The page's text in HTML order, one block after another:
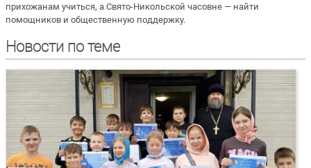
прихожанам учиться, а Свято-Никольской часовне — найти
помощников и общественную поддержку.
Новости по теме